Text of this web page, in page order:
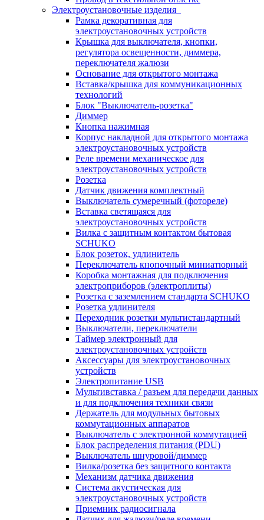
Электроустановочные изделия
Рамка декоративная для
электроустановочных устройств
Крышка для выключателя, кнопки,
регулятора освещенности, диммера,
переключателя жалюзи
Основание для открытого монтажа
Вставка/крышка для коммуникационных
технологий
Блок "Выключатель-розетка"
Диммер
Кнопка нажимная
Корпус накладной для открытого монтажа
электроустановочных устройств
Реле времени механическое для
электроустановочных устройств
Розетка
Датчик движения комплектный
Выключатель сумеречный (фотореле)
Вставка светящаяся для
электроустановочных устройств
Вилка с защитным контактом бытовая
SCHUKO
Блок розеток, удлинитель
Переключатель кнопочный миниатюрный
Коробка монтажная для подключения
электроприборов (электроплиты)
Розетка с заземлением стандарта SCHUKO
Розетка удлинителя
Переходник розетки мультистандартный
Выключатели, переключатели
Таймер электронный для
электроустановочных устройств
Аксессуары для электроустановочных
устройств
Электропитание USB
Мультивставка / разъем для передачи данных
и для подключения техники связи
Держатель для модульных бытовых
коммутационных аппаратов
Выключатель с электронной коммутацией
Блок распределения питания (PDU)
Выключатель шнуровой/диммер
Вилка/розетка без защитного контакта
Механизм датчика движения
Система акустическая для
электроустановочных устройств
Приемник радиосигнала